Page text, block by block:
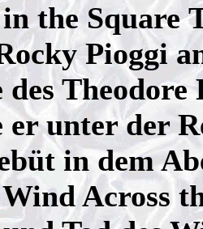
the Square
Pioggi
er unter der
in dem
Across